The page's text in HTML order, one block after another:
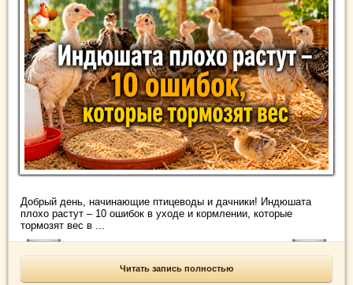
Добрый день, начинающие птицеводы и дачники! Индюшата
плохо растут – 10 ошибок в уходе и кормлении, которые
тормозят вес в ...
Читать запись полностью